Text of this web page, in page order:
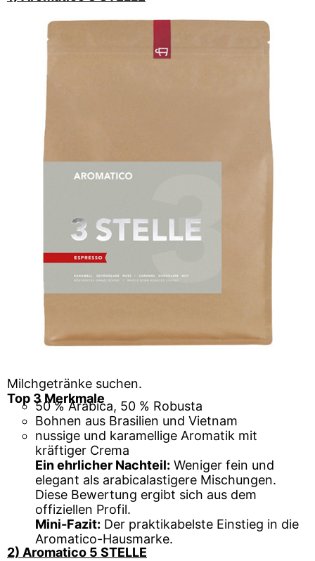
Milchgetränke suchen.
Top 3 Merkmale
50 % Arabica, 50 % Robusta
Bohnen aus Brasilien und Vietnam
nussige und karamellige Aromatik mit
kräftiger Crema
Ein ehrlicher Nachteil: Weniger fein und
elegant als arabicalastigere Mischungen.
Diese Bewertung ergibt sich aus dem
offiziellen Profil.
Mini-Fazit: Der praktikabelste Einstieg in die
Aromatico-Hausmarke.
2) Aromatico 5 STELLE